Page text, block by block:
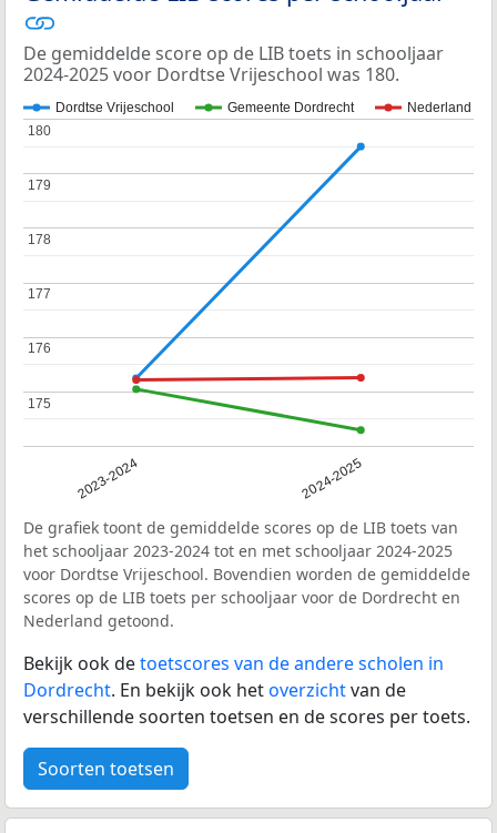
De gemiddelde score op de LIB toets in schooljaar
2024-2025 voor Dordtse Vrijeschool was 180.
Dordtse Vrijeschool Gemeente Dordrecht Nederland
2023-2024 2024-2025
175
175
176
176
177
177
178
178
179
179
180
180
De grafiek toont de gemiddelde scores op de LIB toets van
het schooljaar 2023-2024 tot en met schooljaar 2024-2025
voor Dordtse Vrijeschool. Bovendien worden de gemiddelde
scores op de LIB toets per schooljaar voor de Dordrecht en
Nederland getoond.
Bekijk ook detoetscores van de andere scholen in
Dordrecht. En bekijk ook hetoverzichtvan de
verschillende soorten toetsen en de scores per toets.
Soorten toetsen